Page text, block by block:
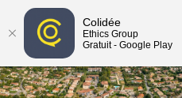
Colidée
Ethics Group
Gratuit - Google Play